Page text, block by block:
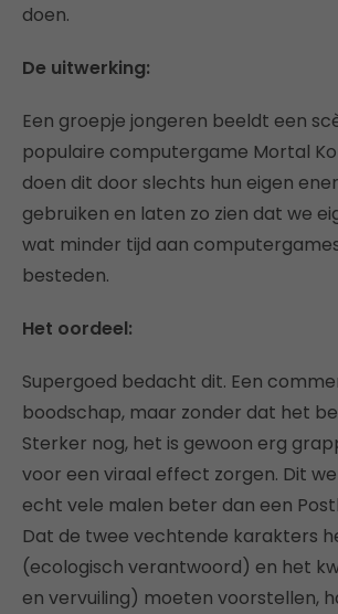
doen.
De uitwerking:
Een groepje jongeren beeldt een
populaire computergame Mortal
doen dit door slechts hun eigen
gebruiken en laten zo zien dat we
wat minder tijd aan
besteden.
Het oordeel:
Supergoed bedacht dit. Een
boodschap, maar zonder dat het
Sterker nog, het is gewoon erg
voor een viraal effect zorgen. Dit
echt vele malen beter dan een
Dat de twee vechtende karakters
(ecologisch verantwoord) en het
en vervuiling) moeten voorstellen,